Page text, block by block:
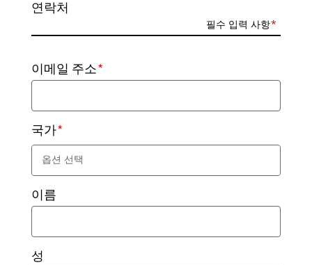
연락처
필수 입력 사항
이메일 주소
국가
옵션 선택
이름
성